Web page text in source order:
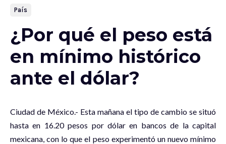
País
¿Por qué el peso está
en mínimo histórico
ante el dólar?
Ciudad de México.- Esta mañana el tipo de cambio se situó
hasta en 16.20 pesos por dólar en bancos de la capital
mexicana, con lo que el peso experimentó un nuevo mínimo